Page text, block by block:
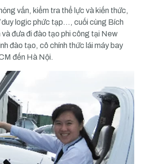
vấn, kiểm tra thể lực và kiến thức,
duy logic phức tạp…, cuối cùng Bích
đưa đi đào tạo phi công tại New
đào tạo, cô chính thức lái máy bay
đến Hà Nội.